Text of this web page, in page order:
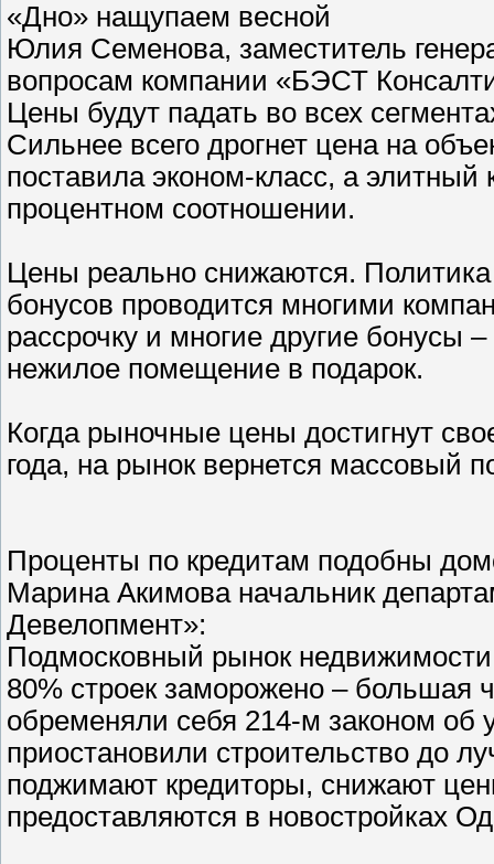
«Дно» нащупаем весной
Юлия Семенова, заместитель
вопросам компании «БЭСТ
Цены будут падать во всех
Сильнее всего дрогнет цена на
поставила эконом-класс, а
процентном соотношении.
Цены реально снижаются.
бонусов проводится многими
рассрочку и многие другие бонусы
нежилое помещение в подарок.
Когда рыночные цены достигнут
года, на рынок вернется массовый
Проценты по кредитам подобны
Марина Акимова начальник
Девелопмент»:
Подмосковный рынок
80% строек заморожено – большая
обременяли себя 214-м законом об
приостановили строительство до
поджимают кредиторы, снижают
предоставляются в новостройках